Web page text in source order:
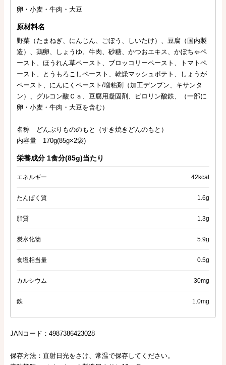
卵・小麦・牛肉・大豆
原材料名
野菜（たまねぎ、にんじん、ごぼう、しいたけ）、豆腐（国内製
造）、鶏卵、しょうゆ、牛肉、砂糖、かつおエキス、かぼちゃペ
ースト、ほうれん草ペースト、ブロッコリーペースト、トマトペ
ースト、とうもろこしペースト、乾燥マッシュポテト、しょうが
ペースト、にんにくペースト/増粘剤（加工デンプン、キサンタ
ン）、グルコン酸Ｃａ、豆腐用凝固剤、ピロリン酸鉄、（一部に
卵・小麦・牛肉・大豆を含む）
名称 どんぶりもののもと（すき焼きどんのもと）
内容量 170g(85g×2袋)
栄養成分 1食分(85g)当たり
エネルギー 42kcal
たんぱく質 1.6g
脂質 1.3g
炭水化物 5.9g
食塩相当量 0.5g
カルシウム 30mg
鉄 1.0mg
JANコード：4987386423028
保存方法：直射日光をさけ、常温で保存してください。